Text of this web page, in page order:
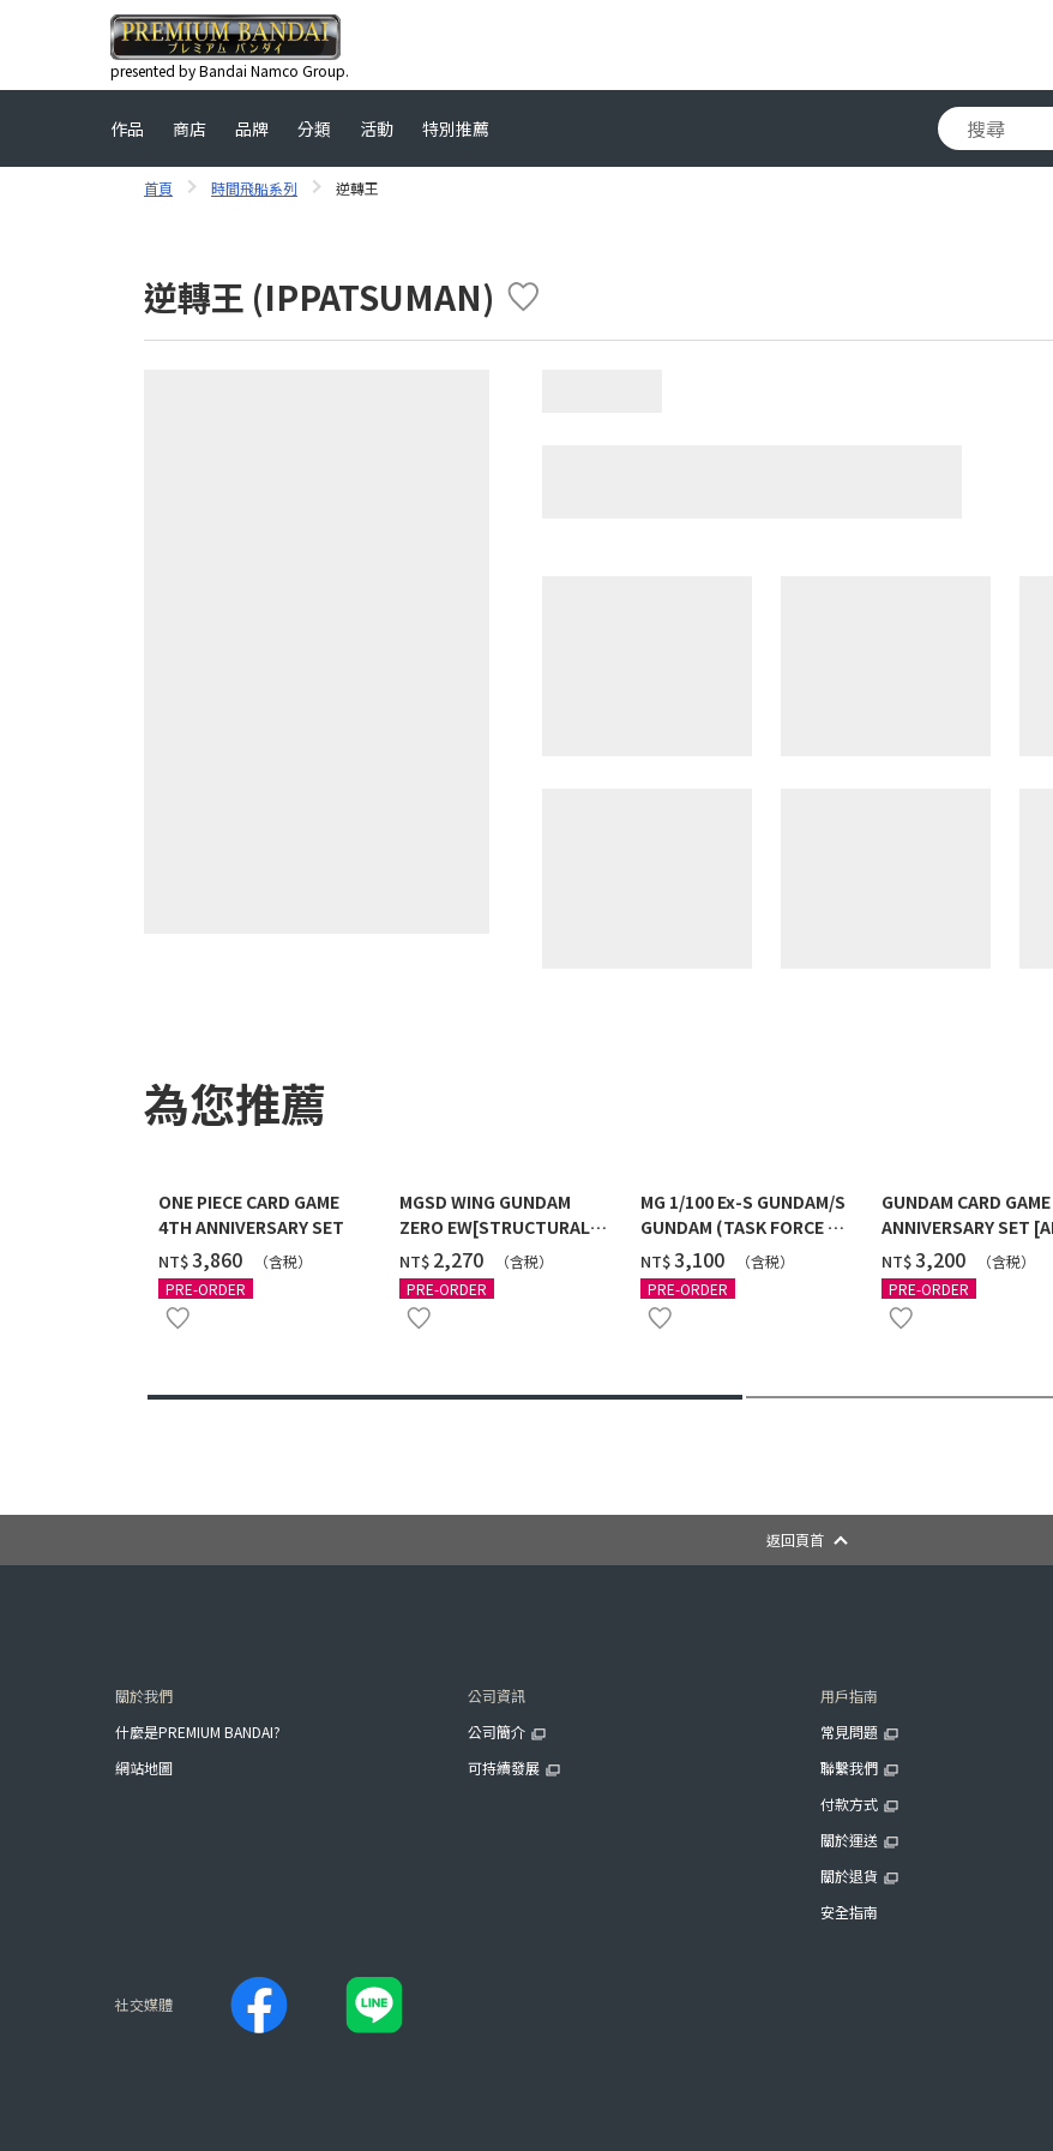
presented by Bandai Namco Group.
作品 商店 品牌 分類 活動 特別推薦
首頁 時間飛船系列 逆轉王
逆轉王 (IPPATSUMAN)
為您推薦
ONE PIECE CARD GAME
4TH ANNIVERSARY SET
NT$‌3,860
（含税）
PRE-ORDER
MGSD WING GUNDAM
ZERO EW[STRUCTURAL
COATING/BLACK] [2026年
12月發送]
NT$ ‌2,270
（含税）
PRE-ORDER
MG 1/100 Ex-S GUNDAM/S
GUNDAM (TASK FORCE α
Ver.) [2026年10月發送]
NT$‌3,100
（含税）
PRE-ORDER
GUNDAM CARD
ANNIVERSARY SET
2027 DELIVERY]
NT$‌3,200
（含税）
PRE-ORDER
返回頁首
關於我們
什麼是PREMIUM BANDAI?
網站地圖
公司資訊
公司簡介
可持續發展
用戶指南
常見問題
聯繫我們
付款方式
關於運送
關於退貨
安全指南
社交媒體